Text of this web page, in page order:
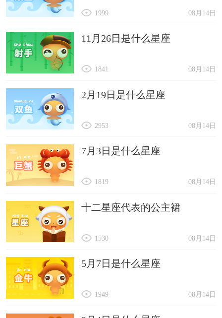
08月14日
1999
11月26日是什么星座
08月14日
1841
2月19日是什么星座
08月14日
2953
7月3日是什么星座
08月14日
1819
十二星座代表的公主裙
08月14日
1530
5月7日是什么星座
08月14日
1949